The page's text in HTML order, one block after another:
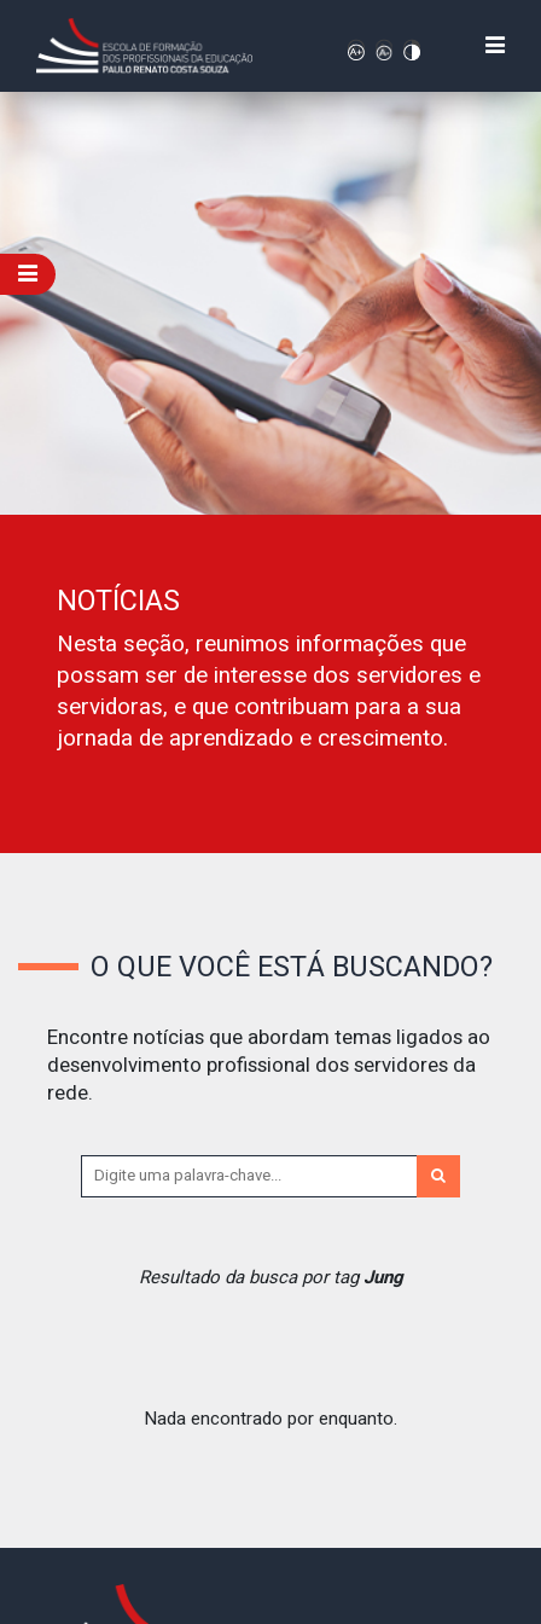
NOTÍCIAS
Nesta seção, reunimos informações que
possam ser de interesse dos servidores e
servidoras, e que contribuam para a sua
jornada de aprendizado e crescimento.
O QUE VOCÊ ESTÁ BUSCANDO?
Encontre notícias que abordam temas ligados ao
desenvolvimento profissional dos servidores da
rede.
Resultado da busca por tagJung
Nada encontrado por enquanto.